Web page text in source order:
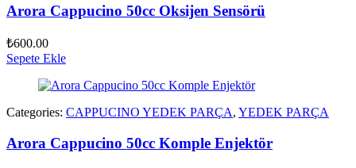
Arora Cappucino 50cc Oksijen Sensörü
₺600.00
Sepete Ekle
Categories: CAPPUCINO YEDEK PARÇA, YEDEK PARÇA
Arora Cappucino 50cc Komple Enjektör